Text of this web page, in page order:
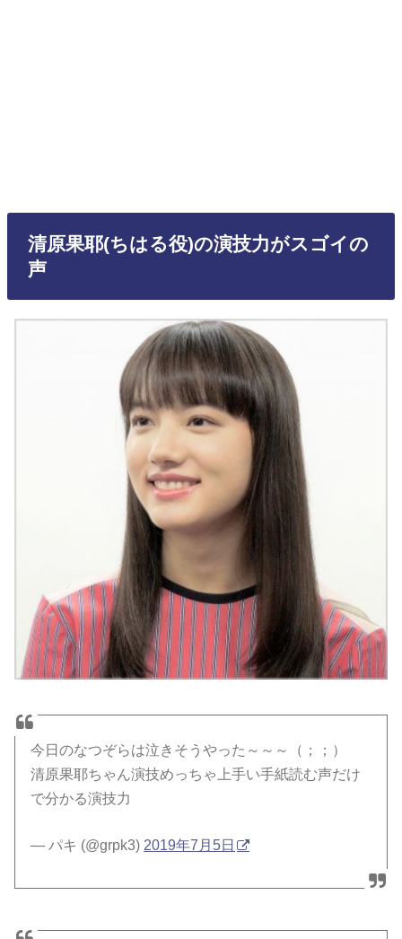
清原果耶(ちはる役)の演技力がスゴイの
声
今日のなつぞらは泣きそうやった～～～（；；）
清原果耶ちゃん演技めっちゃ上手い手紙読む声だけ
で分かる演技力
— パキ (@grpk3) 2019年7月5日